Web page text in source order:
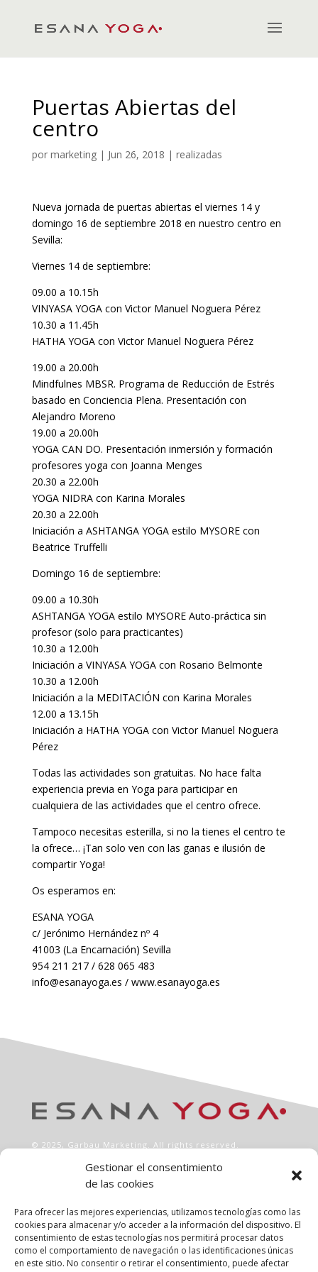
Gestionar el consentimiento
de las cookies
Para ofrecer las mejores experiencias, utilizamos tecnologías como las
cookies para almacenar y/o acceder a la información del dispositivo. El
consentimiento de estas tecnologías nos permitirá procesar datos
como el comportamiento de navegación o las identificaciones únicas
en este sitio. No consentir o retirar el consentimiento, puede afectar
Puertas Abiertas del
centro
por marketing| Jun 26, 2018 | realizadas
Nueva jornada de puertas abiertas el viernes 14 y
domingo 16 de septiembre 2018 en nuestro centro en
Sevilla:
Viernes 14 de septiembre:
09.00 a 10.15h
VINYASA YOGA con Victor Manuel Noguera Pérez
10.30 a 11.45h
HATHA YOGA con Victor Manuel Noguera Pérez
19.00 a 20.00h
Mindfulnes MBSR. Programa de Reducción de Estrés
basado en Conciencia Plena. Presentación con
Alejandro Moreno
19.00 a 20.00h
YOGA CAN DO. Presentación inmersión y formación
profesores yoga con Joanna Menges
20.30 a 22.00h
YOGA NIDRA con Karina Morales
20.30 a 22.00h
Iniciación a ASHTANGA YOGA estilo MYSORE con
Beatrice Truffelli
Domingo 16 de septiembre:
09.00 a 10.30h
ASHTANGA YOGA estilo MYSORE Auto-práctica sin
profesor (solo para practicantes)
10.30 a 12.00h
Iniciación a VINYASA YOGA con Rosario Belmonte
10.30 a 12.00h
Iniciación a la MEDITACIÓN con Karina Morales
12.00 a 13.15h
Iniciación a HATHA YOGA con Victor Manuel Noguera
Pérez
Todas las actividades son gratuitas. No hace falta
experiencia previa en Yoga para participar en
cualquiera de las actividades que el centro ofrece.
Tampoco necesitas esterilla, si no la tienes el centro te
la ofrece… ¡Tan solo ven con las ganas e ilusión de
compartir Yoga!
Os esperamos en:
ESANA YOGA
c/ Jerónimo Hernández nº 4
41003 (La Encarnación) Sevilla
954 211 217 / 628 065 483
info@esanayoga.es / www.esanayoga.es
© 2025, Garbau Marketing. All rights reserved.
INFO
Aviso legal
Política de privacidad
Política de cookies
Clases